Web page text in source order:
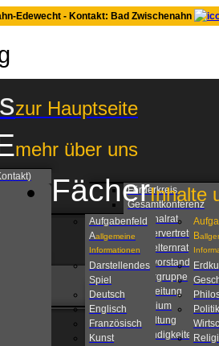
Edewecht - Kontakt: Bad Zwischenahn
zur Hauptseite
mehr über uns
Förderkreis
Gesamtkonferenz
Personalrat
Schülervertretung
Schulelternrat
Schulvorstand
Steuergruppe
Schulleitung
Kollegium
Verwaltung
Zuständigkeiten am
FächerInhalte
Aufgabenfeld
Aallgemeine
Informationen
Darstellendes
Spiel
Deutsch
Englisch
Französisch
Kunst
B